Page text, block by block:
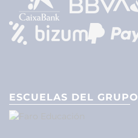
ESCUELAS DEL GRUPO